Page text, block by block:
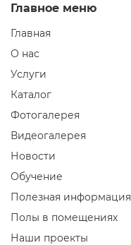
Главное меню
Главная
О нас
Услуги
Каталог
Фотогалерея
Видеогалерея
Новости
Обучение
Полезная информация
Полы в помещениях
Наши проекты